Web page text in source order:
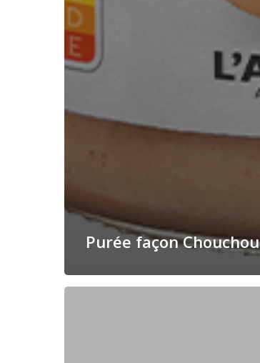
Purée façon Chouchou